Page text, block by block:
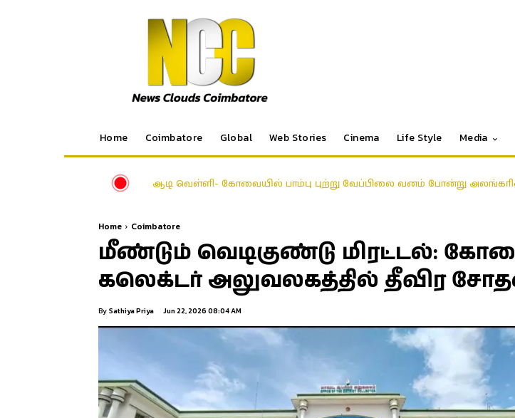
Home Coimbatore Global Web Stories Cinema Life Style Media
ஆடி வெள்ளி- கோவையில் பாம்பு புற்று வேப்பிலை வனம் போன்று
Home Coimbatore
மீண்டும் வெடிகுண்டு மிரட்டல்:
கலெக்டர் அலுவலகத்தில் தீவிர
By Sathiya Priya Jun 22, 2026 08:04 AM